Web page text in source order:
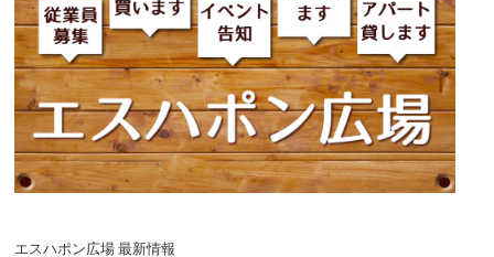
エスハポン広場 最新情報